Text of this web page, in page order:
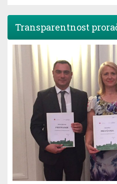
Transparentnost